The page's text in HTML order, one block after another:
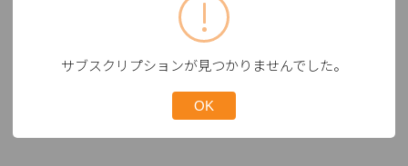
サブスクリプションが見つかりませんでした。
OK